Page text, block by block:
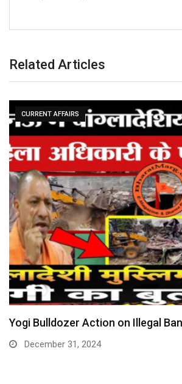
Related Articles
CURRENT AFFAIRS
Huge: Digital Arrest Gang Busted –
Arrested…